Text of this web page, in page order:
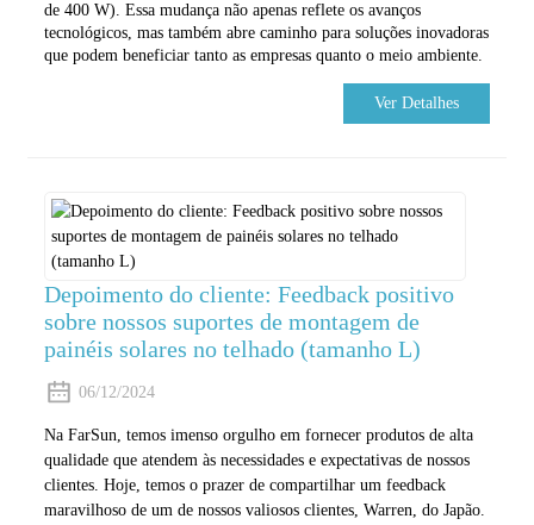
de 400 W). Essa mudança não apenas reflete os avanços
tecnológicos, mas também abre caminho para soluções inovadoras
que podem beneficiar tanto as empresas quanto o meio ambiente.
Ver Detalhes
Depoimento do cliente: Feedback positivo
sobre nossos suportes de montagem de
painéis solares no telhado (tamanho L)
06/12/2024
Na FarSun, temos imenso orgulho em fornecer produtos de alta
qualidade que atendem às necessidades e expectativas de nossos
clientes. Hoje, temos o prazer de compartilhar um feedback
maravilhoso de um de nossos valiosos clientes, Warren, do Japão.